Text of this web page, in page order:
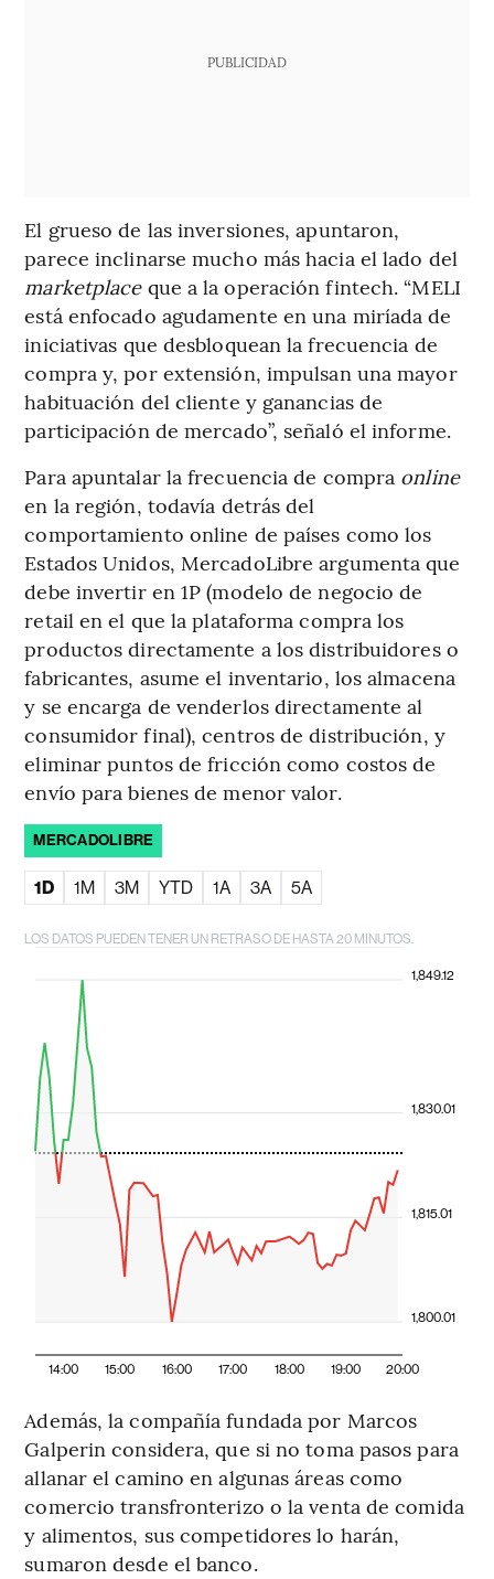
PUBLICIDAD
El grueso de las inversiones, apuntaron,
parece inclinarse mucho más hacia el lado del
marketplace que a la operación fintech. “MELI
está enfocado agudamente en una miríada de
iniciativas que desbloquean la frecuencia de
compra y, por extensión, impulsan una mayor
habituación del cliente y ganancias de
participación de mercado”, señaló el informe.
Para apuntalar la frecuencia de compra online
en la región, todavía detrás del
comportamiento online de países como los
Estados Unidos, MercadoLibre argumenta que
debe invertir en 1P (modelo de negocio de
retail en el que la plataforma compra los
productos directamente a los distribuidores o
fabricantes, asume el inventario, los almacena
y se encarga de venderlos directamente al
consumidor final), centros de distribución, y
eliminar puntos de fricción como costos de
envío para bienes de menor valor.
MERCADOLIBRE
1D 1M 3M YTD 1A 3A 5A
LOS DATOS PUEDEN TENER UN RETRASO DE HASTA 20 MINUTOS.
14:00 15:00 16:00 17:00 18:00 19:00 20:00
1,800.01
1,815.01
1,830.01
1,849.12
Además, la compañía fundada por Marcos
Galperin considera, que si no toma pasos para
allanar el camino en algunas áreas como
comercio transfronterizo o la venta de comida
y alimentos, sus competidores lo harán,
sumaron desde el banco.